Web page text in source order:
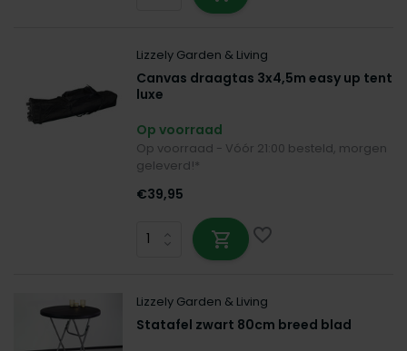
Lizzely Garden & Living
Canvas draagtas 3x4,5m easy up tent
luxe
Op voorraad
Op voorraad - Vóór 21:00 besteld, morgen
geleverd!*
€39,95
Lizzely Garden & Living
Statafel zwart 80cm breed blad